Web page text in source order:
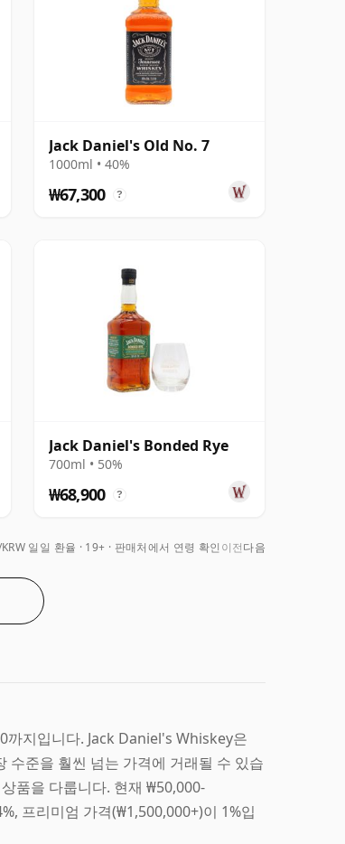
Jack Daniel's Old No. 7
1000ml • 40%
₩67,300 ?
Jack Daniel's Bonded Rye
700ml • 50%
₩68,900 ?
일일 환율 19+ · 판매처에서 연령 확인 이전다음
지입니다. Jack Daniel's Whiskey은
수준을 훨씬 넘는 가격에 거래될 수 있습
품을 다룹니다. 현재 ₩50,000-
프리미엄 가격(₩1,500,000+)이 1%입